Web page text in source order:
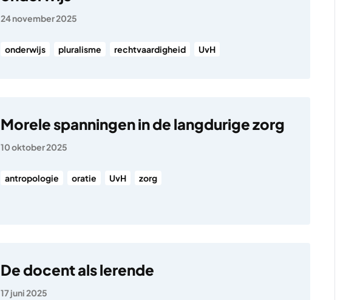
24 november 2025
onderwijs pluralisme rechtvaardigheid UvH
Morele spanningen in de langdurige zorg
10 oktober 2025
antropologie oratie UvH zorg
De docent als lerende
17 juni 2025